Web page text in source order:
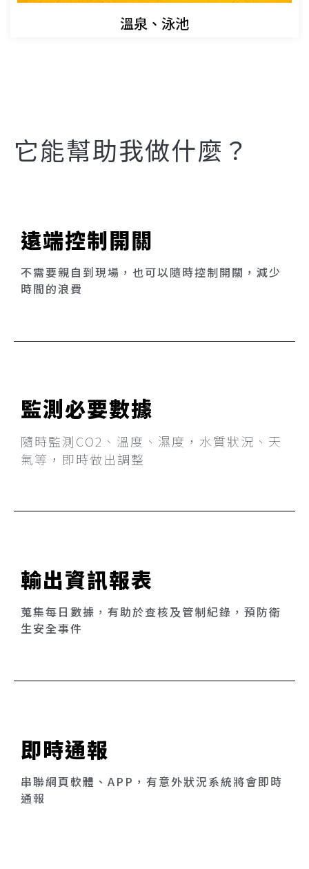
溫泉、泳池
它能幫助我做什麼？
遠端控制開關
不需要親自到現場，也可以隨時控制開關，減少
時間的浪費
監測必要數據​
隨時監測CO2、溫度、濕度，水質狀況、天
氣等，即時做出調整
輸出資訊報表
蒐集每日數據，有助於查核及管制紀錄，預防衛
生安全事件
即時通報
串聯網頁軟體、APP，有意外狀況系統將會即時
通報